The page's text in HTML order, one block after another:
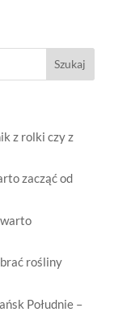
z rolki czy z
zacząć od
rośliny
Południe –